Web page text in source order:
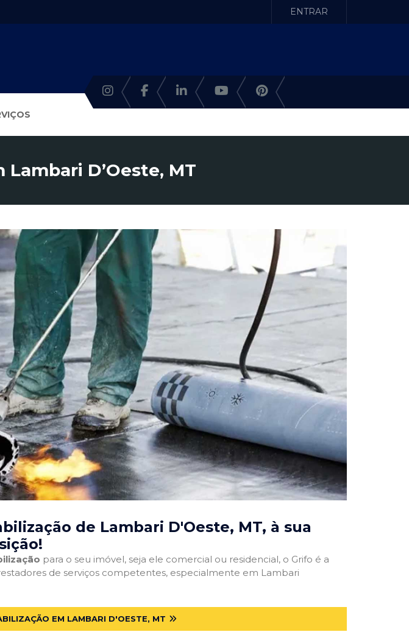
ENTRAR
D’Oeste, MT
de Lambari D'Oeste, MT, à sua
para o seu imóvel, seja ele comercial ou residencial, o Grifo é a
de serviços competentes, especialmente em Lambari
EM LAMBARI D'OESTE, MT